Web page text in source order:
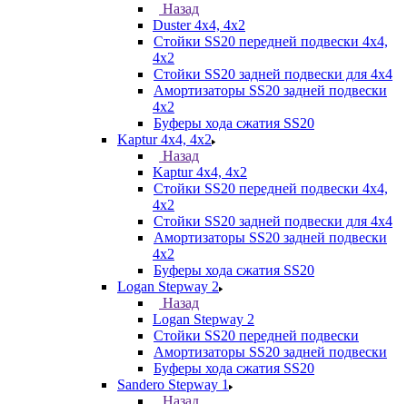
Назад
Duster 4х4, 4x2
Стойки SS20 передней подвески 4х4,
4x2
Стойки SS20 задней подвески для 4х4
Амортизаторы SS20 задней подвески
4х2
Буферы хода сжатия SS20
Kaptur 4х4, 4х2
Назад
Kaptur 4х4, 4х2
Стойки SS20 передней подвески 4х4,
4x2
Стойки SS20 задней подвески для 4х4
Амортизаторы SS20 задней подвески
4х2
Буферы хода сжатия SS20
Logan Stepway 2
Назад
Logan Stepway 2
Стойки SS20 передней подвески
Амортизаторы SS20 задней подвески
Буферы хода сжатия SS20
Sandero Stepway 1
Назад